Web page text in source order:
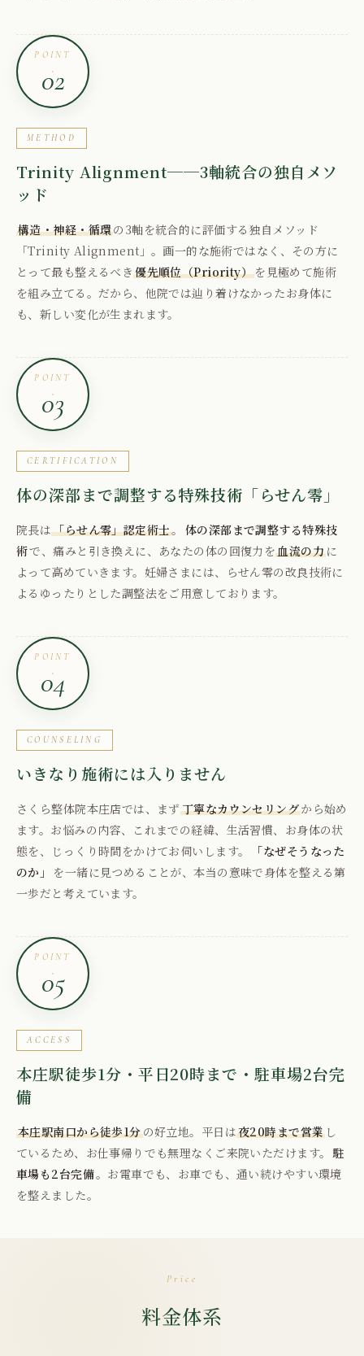
POINT
02
METHOD
Trinity Alignment──3軸統合の独自メソ
ッド
構造・神経・循環の3軸を統合的に評価する独自メソッド
「Trinity Alignment」。画一的な施術ではなく、その方に
とって最も整えるべき優先順位（Priority）を見極めて施術
を組み立てる。だから、他院では辿り着けなかったお身体に
も、新しい変化が生まれます。
POINT
03
CERTIFICATION
体の深部まで調整する特殊技術「らせん零」
院長は「らせん零」認定術士。 体の深部まで調整する特殊技
術で、痛みと引き換えに、あなたの体の回復力を血流の力に
よって高めていきます。妊婦さまには、らせん零の改良技術に
よるゆったりとした調整法をご用意しております。
POINT
04
COUNSELING
いきなり施術には入りません
さくら整体院本庄店では、まず丁寧なカウンセリングから始め
ます。お悩みの内容、これまでの経緯、生活習慣、お身体の状
態を、じっくり時間をかけてお伺いします。
「なぜそうなった
のか」
を一緒に見つめることが、本当の意味で身体を整える第
一歩だと考えています。
POINT
05
ACCESS
本庄駅徒歩1分・平日20時まで・駐車場2台完
備
本庄駅南口から徒歩1分の好立地。平日は夜20時まで営業 し
ているため、お仕事帰りでも無理なくご来院いただけます。 駐
車場も2台完備。お電車でも、お車でも、通い続けやすい環境
を整えました。
Price
料金体系